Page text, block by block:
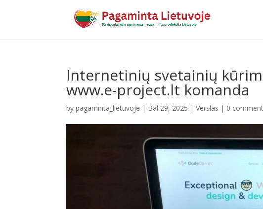
Internetinių svetainių
www.e-project.lt komanda
bypagaminta_lietuvoje | Bal 29, 2025 |Verslas | 0